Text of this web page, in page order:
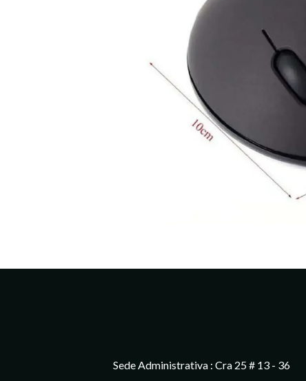
Sede Administrativa : Cra 25 # 13 - 36